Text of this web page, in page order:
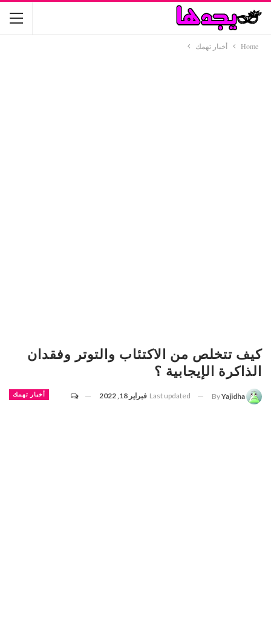
Home أخبار تهمك
كيف تتخلص من الاكتئاب والتوتر وفقدان
الذاكرة الإيجابية ؟
أخبار تهمك ByYajidha
Last updated فبراير 18, 2022